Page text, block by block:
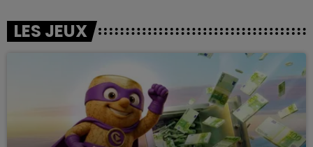
LES JEUX